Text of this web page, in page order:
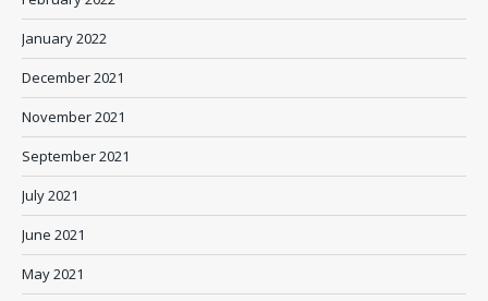
January 2022
December 2021
November 2021
September 2021
July 2021
June 2021
May 2021